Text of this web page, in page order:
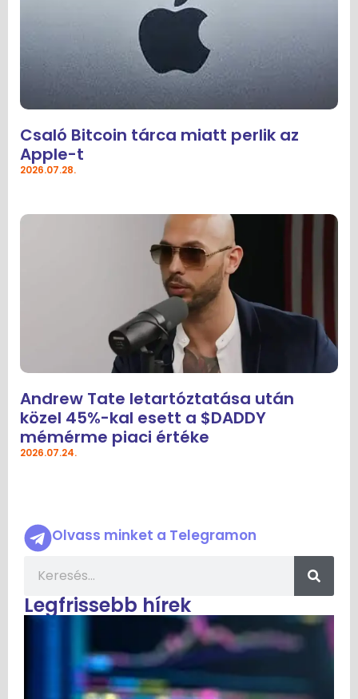
Csaló Bitcoin tárca miatt perlik az
Apple-t
2026.07.28.
Andrew Tate letartóztatása után
közel 45%-kal esett a $DADDY
mémérme piaci értéke
2026.07.24.
Olvass minket a Telegramon
Legfrissebb hírek